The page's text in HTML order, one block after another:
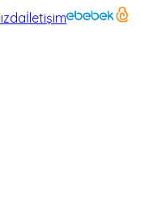
İletişim